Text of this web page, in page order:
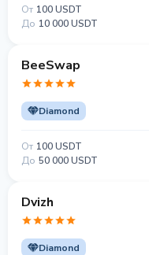
От 100 USDT
До 10 000 USDT
BeeSwap
Diamond
От 100 USDT
До 50 000 USDT
Dvizh
Diamond